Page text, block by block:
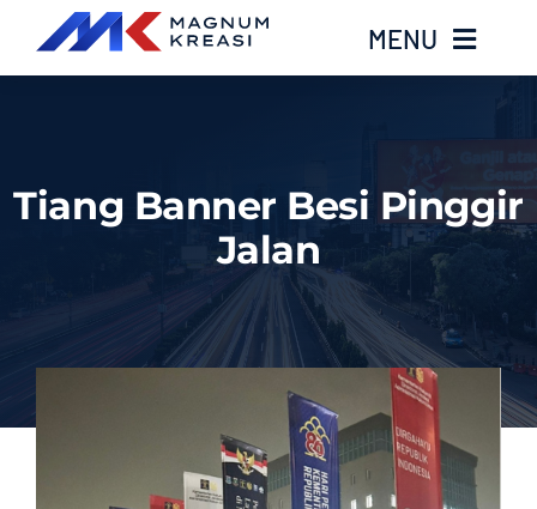
content
MENU
Services
Tiang Banner Besi Pinggir
Jalan